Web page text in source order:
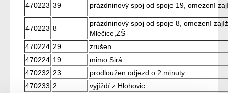
470223 39 prázdninový spoj od spoje 19, omezení
470223 8
prázdninový spoj od spoje 8, omezení
Mlečice,ZŠ
470224 29
zrušen
470224 19
mimo Sirá
470232 23
prodloužen odjezd o 2 minuty
470233 2 vyjíždí z Hlohovic